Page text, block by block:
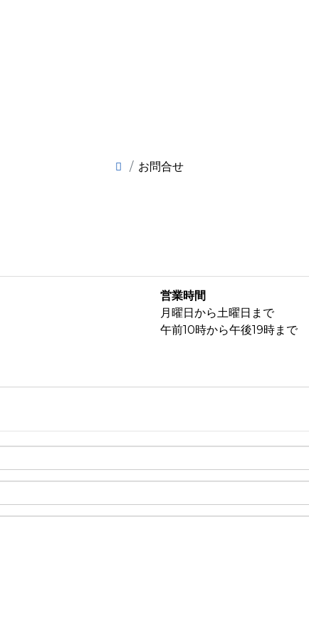
お問合せ
営業時間
月曜日から土曜日まで
午前10時から午後19時まで